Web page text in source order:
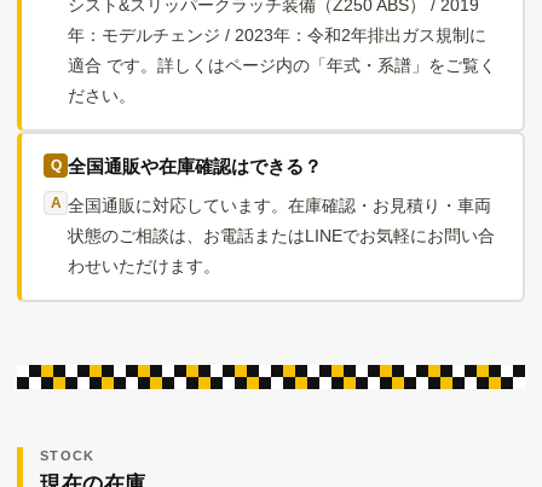
シスト&スリッパークラッチ装備（Z250 ABS） / 2019
年：モデルチェンジ / 2023年：令和2年排出ガス規制に
適合 です。詳しくはページ内の「年式・系譜」をご覧く
ださい。
全国通販や在庫確認はできる？
全国通販に対応しています。在庫確認・お見積り・車両
状態のご相談は、お電話またはLINEでお気軽にお問い合
わせいただけます。
STOCK